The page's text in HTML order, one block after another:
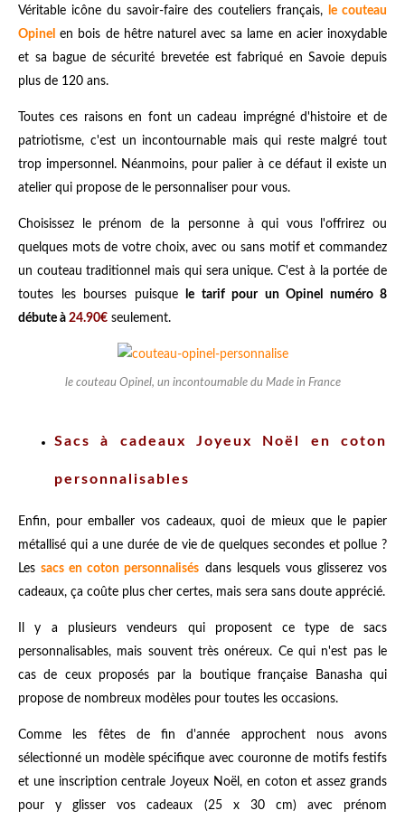
Véritable icône du savoir-faire des couteliers français,
le couteau
Opinel en bois de hêtre naturel avec sa lame en acier inoxydable
et sa bague de sécurité brevetée est fabriqué en Savoie depuis
plus de 120 ans.
Toutes ces raisons en font un cadeau imprégné d'histoire et de
patriotisme, c'est un incontournable mais qui reste malgré tout
trop impersonnel. Néanmoins, pour palier à ce défaut il existe un
atelier qui propose de le personnaliser pour vous.
Choisissez le prénom de la personne à qui vous l'offrirez ou
quelques mots de votre choix, avec ou sans motif et commandez
un couteau traditionnel mais qui sera unique. C'est à la portée de
toutes les bourses puisque
le tarif pour un Opinel numéro 8
débute à 24.90€ seulement.
le couteau Opinel, un incontournable du Made in France
Sacs à cadeaux Joyeux Noël en coton
personnalisables
Enfin, pour emballer vos cadeaux, quoi de mieux que le papier
métallisé qui a une durée de vie de quelques secondes et pollue ?
Lessacs en coton personnalisés dans lesquels vous glisserez vos
cadeaux, ça coûte plus cher certes, mais sera sans doute apprécié.
Il y a plusieurs vendeurs qui proposent ce type de sacs
personnalisables, mais souvent très onéreux. Ce qui n'est pas le
cas de ceux proposés par la boutique française Banasha qui
propose de nombreux modèles pour toutes les occasions.
Comme les fêtes de fin d'année approchent nous avons
sélectionné un modèle spécifique avec couronne de motifs festifs
et une inscription centrale Joyeux Noël, en coton et assez grands
pour y glisser vos cadeaux (25 x 30 cm) avec prénom